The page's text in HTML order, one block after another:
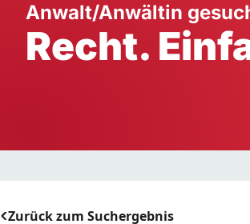
Ausbildung
Handwerk
Anwalt/Anwältin
Recht.
Zurück zum Suchergebnis